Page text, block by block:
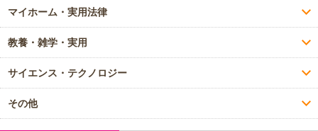
マイホーム・実用法律
教養・雑学・実用
サイエンス・テクノロジー
その他